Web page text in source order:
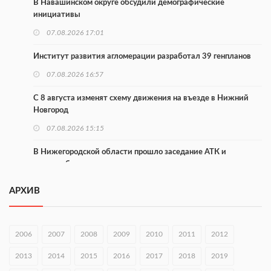
В Навашинском округе обсудили демографические
инициативы
07.08.2026 17:01
Институт развития агломерации разработал 39 генпланов
07.08.2026 16:57
С 8 августа изменят схему движения на въезде в Нижний
Новгород
07.08.2026 15:15
В Нижегородской области прошло заседание АТК и
оперштаба
В Чкаловске спустили на воду «Метеор-120Р»
пожарного
АРХИВ
2006 2007 2008 2009 2010 2011 2012
2013 2014 2015 2016 2017 2018 2019